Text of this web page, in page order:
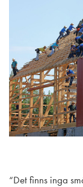
“Det finns inga